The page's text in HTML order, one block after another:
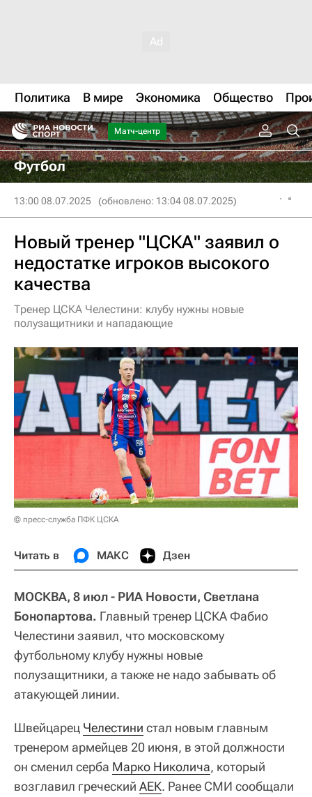
Политика В мире Экономика Общество
Матч-центр
Футбол
13:00 08.07.2025 (обновлено: 13:04 08.07.2025)
Новый тренер "ЦСКА" заявил о
недостатке игроков высокого
качества
Тренер ЦСКА Челестини: клубу нужны новые
полузащитники и нападающие
© пресс-служба ПФК ЦСКА
Читать в МАКС Дзен
МОСКВА, 8 июл - РИА Новости, Светлана
Бонопартова. Главный тренер ЦСКА Фабио
Челестини заявил, что московскому
футбольному клубу нужны новые
полузащитники, а также не надо забывать об
атакующей линии.
Швейцарец Челестини стал новым главным
тренером армейцев 20 июня, в этой должности
он сменил серба Марко Николича, который
возглавил греческий АЕК. Ранее СМИ сообщали